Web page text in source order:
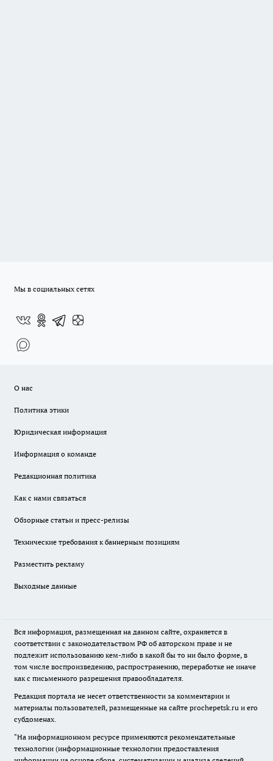
Мы в социальных сетях
О нас
Политика этики
Юридическая информация
Информация о команде
Редакционная политика
Как с нами связаться
Обзорные статьи и пресс-релизы
Технические требования к баннерным позициям
Разместить рекламу
Выходные данные
Вся информация, размещенная на данном сайте, охраняется в
соответствии с законодательством РФ об авторском праве и не
подлежит использованию кем-либо в какой бы то ни было форме, в
том числе воспроизведению, распространению, переработке не иначе
как с письменного разрешения правообладателя.
Редакция портала не несет ответственности за комментарии и
материалы пользователей, размещенные на сайте prochepetsk.ru и его
субдоменах.
"На информационном ресурсе применяются рекомендательные
технологии (информационные технологии предоставления